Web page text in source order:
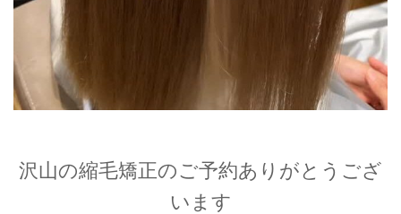
沢山の縮毛矯正のご予約ありがとうござ
います